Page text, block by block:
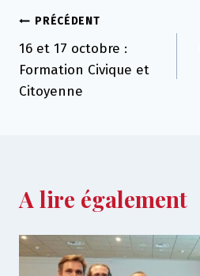
Navigation
de
l’article
PRÉCÉDENT
16 et 17 octobre :
Formation Civique et
Citoyenne
A lire également